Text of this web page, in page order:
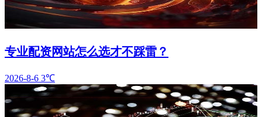
专业配资网站怎么选才不踩雷？
2026-8-6 3℃